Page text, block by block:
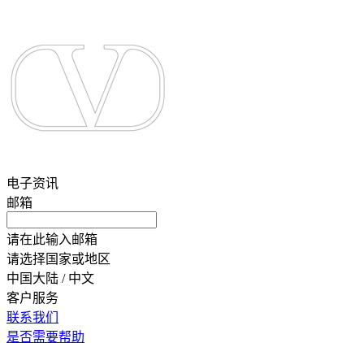
电子资讯
邮箱
请在此输入邮箱
请选择国家或地区
中国大陆 / 中文
客户服务
联系我们
是否需要帮助